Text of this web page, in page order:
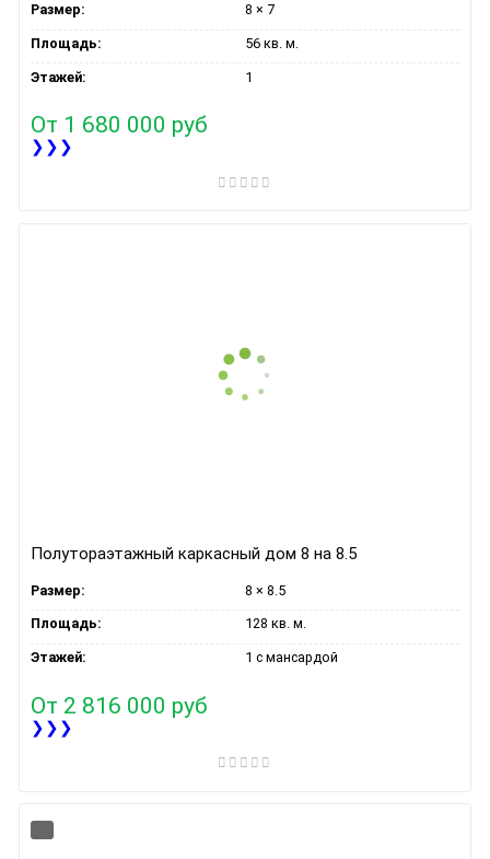
Размер: 8 × 7
Площадь: 56 кв. м.
Этажей: 1
От 1 680 000 руб
❯❯❯
Полутораэтажный каркасный дом 8 на 8.5
Размер: 8 × 8.5
Площадь: 128 кв. м.
Этажей: 1 с мансардой
От 2 816 000 руб
❯❯❯